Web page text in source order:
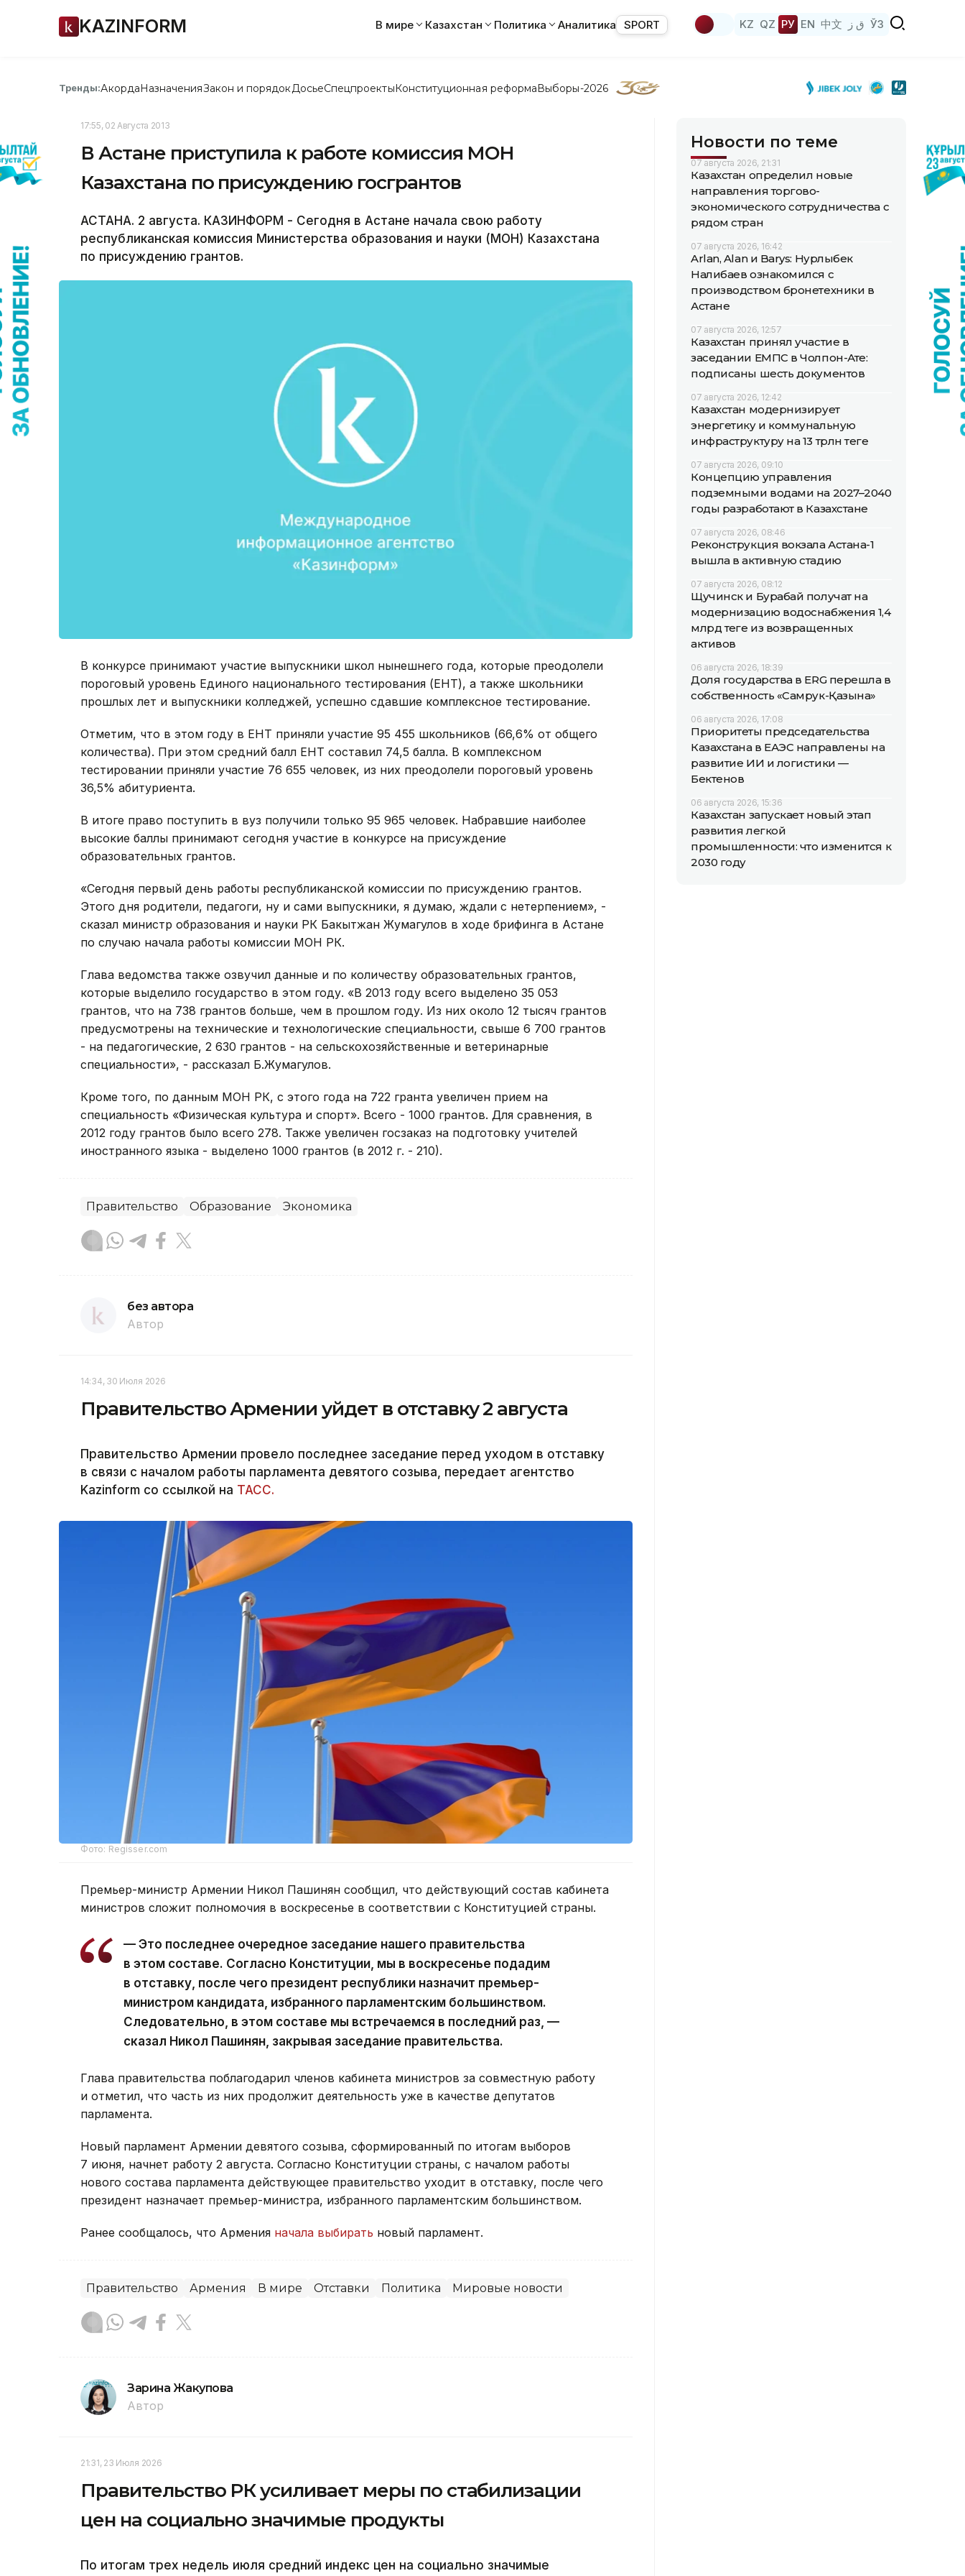
KAZINFORM В мире Казахстан Политика Аналитика SPORT KZ QZ РУ EN 中文 ق ز ЎЗ
Тренды:АкордаНазначенияЗакон и порядок ДосьеСпецпроектыКонституционная реформаВыборы-2026
17:55, 02 Августа 2013
В Астане приступила к работе комиссия МОН
Казахстана по присуждению госгрантов
АСТАНА. 2 августа. КАЗИНФОРМ - Сегодня в Астане начала свою работу
республиканская комиссия Министерства образования и науки (МОН) Казахстана
по присуждению грантов.
В конкурсе принимают участие выпускники школ нынешнего года, которые преодолели
пороговый уровень Единого национального тестирования (ЕНТ), а также школьники
прошлых лет и выпускники колледжей, успешно сдавшие комплексное тестирование.
Отметим, что в этом году в ЕНТ приняли участие 95 455 школьников (66,6% от общего
количества). При этом средний балл ЕНТ составил 74,5 балла. В комплексном
тестировании приняли участие 76 655 человек, из них преодолели пороговый уровень
36,5% абитуриента.
В итоге право поступить в вуз получили только 95 965 человек. Набравшие наиболее
высокие баллы принимают сегодня участие в конкурсе на присуждение
образовательных грантов.
«Сегодня первый день работы республиканской комиссии по присуждению грантов.
Этого дня родители, педагоги, ну и сами выпускники, я думаю, ждали с нетерпением», -
сказал министр образования и науки РК Бакытжан Жумагулов в ходе брифинга в Астане
по случаю начала работы комиссии МОН РК.
Глава ведомства также озвучил данные и по количеству образовательных грантов,
которые выделило государство в этом году. «В 2013 году всего выделено 35 053
грантов, что на 738 грантов больше, чем в прошлом году. Из них около 12 тысяч грантов
предусмотрены на технические и технологические специальности, свыше 6 700 грантов
- на педагогические, 2 630 грантов - на сельскохозяйственные и ветеринарные
специальности», - рассказал Б.Жумагулов.
Кроме того, по данным МОН РК, с этого года на 722 гранта увеличен прием на
специальность «Физическая культура и спорт». Всего - 1000 грантов. Для сравнения, в
2012 году грантов было всего 278. Также увеличен госзаказ на подготовку учителей
иностранного языка - выделено 1000 грантов (в 2012 г. - 210).
Правительство Образование Экономика
без автора
Автор
14:34, 30 Июля 2026
Правительство Армении уйдет в отставку 2 августа
Правительство Армении провело последнее заседание перед уходом в отставку
в связи с началом работы парламента девятого созыва, передает агентство
Kazinform со ссылкой на ТАСС.
Фото: Regisser.com
Премьер-министр Армении Никол Пашинян сообщил, что действующий состав кабинета
министров сложит полномочия в воскресенье в соответствии с Конституцией страны.
— Это последнее очередное заседание нашего правительства
в этом составе. Согласно Конституции, мы в воскресенье подадим
в отставку, после чего президент республики назначит премьер-
министром кандидата, избранного парламентским большинством.
Следовательно, в этом составе мы встречаемся в последний раз, —
сказал Никол Пашинян, закрывая заседание правительства.
Глава правительства поблагодарил членов кабинета министров за совместную работу
и отметил, что часть из них продолжит деятельность уже в качестве депутатов
парламента.
Новый парламент Армении девятого созыва, сформированный по итогам выборов
7 июня, начнет работу 2 августа. Согласно Конституции страны, с началом работы
нового состава парламента действующее правительство уходит в отставку, после чего
президент назначает премьер-министра, избранного парламентским большинством.
Ранее сообщалось, что Армения начала выбирать новый парламент.
Правительство Армения В мире Отставки Политика Мировые новости
Зарина Жакупова
Автор
21:31, 23 Июля 2026
Правительство РК усиливает меры по стабилизации
цен на социально значимые продукты
По итогам трех недель июля средний индекс цен на социально значимые
Новости по теме
07 августа 2026, 21:31
Казахстан определил новые
направления торгово-
экономического сотрудничества с
рядом стран
07 августа 2026, 16:42
Arlan, Alan и Barys: Нурлыбек
Налибаев ознакомился с
производством бронетехники в
Астане
07 августа 2026, 12:57
Казахстан принял участие в
заседании ЕМПС в Чолпон-Ате:
подписаны шесть документов
07 августа 2026, 12:42
Казахстан модернизирует
энергетику и коммунальную
инфраструктуру на 13 трлн теңге
07 августа 2026, 09:10
Концепцию управления
подземными водами на 2027–2040
годы разработают в Казахстане
07 августа 2026, 08:46
Реконструкция вокзала Астана-1
вышла в активную стадию
07 августа 2026, 08:12
Щучинск и Бурабай получат на
модернизацию водоснабжения 1,4
млрд теңге из возвращенных
активов
06 августа 2026, 18:39
Доля государства в ERG перешла в
собственность «Самрук-Қазына»
06 августа 2026, 17:08
Приоритеты председательства
Казахстана в ЕАЭС направлены на
развитие ИИ и логистики —
Бектенов
06 августа 2026, 15:36
Казахстан запускает новый этап
развития легкой
промышленности: что изменится к
2030 году